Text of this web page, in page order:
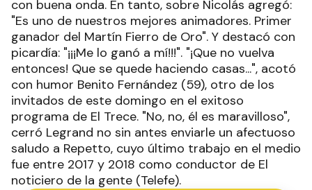
con buena onda. En tanto, sobre Nicolás agregó:
"Es uno de nuestros mejores animadores. Primer
ganador del Martín Fierro de Oro". Y destacó con
picardía: "¡¡¡Me lo ganó a mí!!!". "¡Que no vuelva
entonces! Que se quede haciendo casas...", acotó
con humor Benito Fernández (59), otro de los
invitados de este domingo en el exitoso
programa de El Trece. "No, no, él es maravilloso",
cerró Legrand no sin antes enviarle un afectuoso
saludo a Repetto, cuyo último trabajo en el medio
fue entre 2017 y 2018 como conductor de El
noticiero de la gente (Telefe).